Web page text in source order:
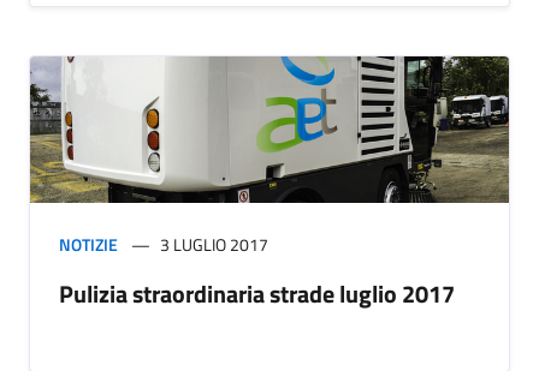
NOTIZIE 3 LUGLIO 2017
Pulizia straordinaria strade luglio 2017